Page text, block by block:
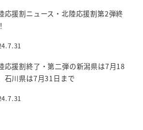
応援割ニュース・北陸応援割第2弾終
応援割終了・第二弾の新潟県は7月18
石川県は7月31日まで